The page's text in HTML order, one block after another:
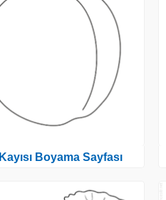
Kayısı Boyama Sayfası